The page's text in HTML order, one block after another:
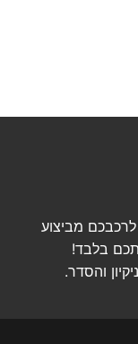
מביצוע
בלבד!
והסדר.